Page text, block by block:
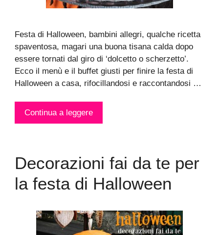
Festa di Halloween, bambini allegri, qualche ricetta
spaventosa, magari una buona tisana calda dopo
essere tornati dal giro di ‘dolcetto o scherzetto’.
Ecco il menù e il buffet giusti per finire la festa di
Halloween a casa, rifocillandosi e raccontandosi …
Continua a leggere
Decorazioni fai da te per
la festa di Halloween